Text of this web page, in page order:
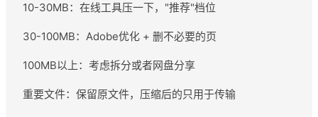
10-30MB：在线工具压一下，"推荐"档位
30-100MB：Adobe优化 + 删不必要的页
100MB以上：考虑拆分或者网盘分享
重要文件：保留原文件，压缩后的只用于传输